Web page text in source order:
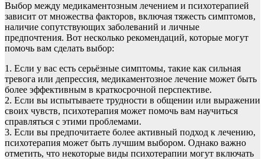
Выбор между медикаментозным лечением и психотерапией
зависит от множества факторов, включая тяжесть симптомов,
наличие сопутствующих заболеваний и личные
предпочтения. Вот несколько рекомендаций, которые могут
помочь вам сделать выбор:
1. Если у вас есть серьёзные симптомы, такие как сильная
тревога или депрессия, медикаментозное лечение может быть
более эффективным в краткосрочной перспективе.
2. Если вы испытываете трудности в общении или выражении
своих чувств, психотерапия может помочь вам научиться
справляться с этими проблемами.
3. Если вы предпочитаете более активный подход к лечению,
психотерапия может быть лучшим выбором. Однако важно
отметить, что некоторые виды психотерапии могут включать